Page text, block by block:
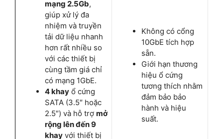
mạng 2.5Gb,
giúp xử lý đa
nhiệm và truyền
tải dữ liệu nhanh
hơn rất nhiều so
với các thiết bị
cùng tầm giá chỉ
có mạng 1GbE.
4 khay ổ cứng
SATA (3.5″ hoặc
2.5″) và hỗ trợ mở
rộng lên đến 9
khay với thiết bị
Không có cổng
10GbE tích hợp
sẵn.
Giới hạn thương
hiệu ổ cứng
tương thích nhằm
đảm bảo bảo
hành và hiệu
suất.